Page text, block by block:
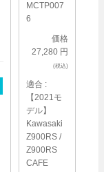
MCTP007
6
価格
27,280 円
(税込)
適合 :
【2021モ
デル】
Kawasaki
Z900RS /
Z900RS
CAFE